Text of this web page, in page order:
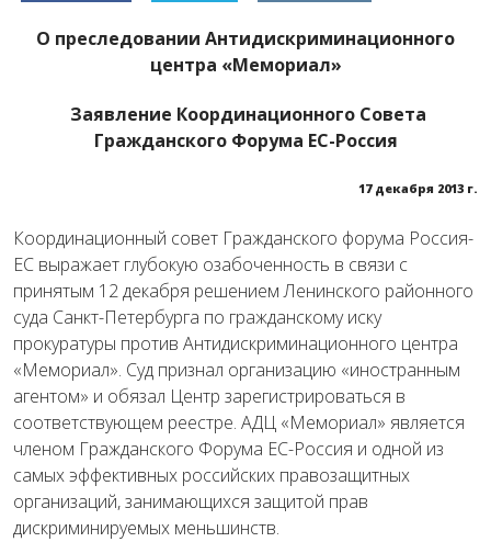
О преследовании Антидискриминационного
центра «Мемориал»
Заявление Координационного Совета
Гражданского Форума ЕС-Россия
17 декабря 2013 г.
Координационный совет Гражданского форума Россия-
ЕС выражает глубокую озабоченность в связи с
принятым 12 декабря решением Ленинского районного
суда Санкт-Петербурга по гражданскому иску
прокуратуры против Антидискриминационного центра
«Мемориал». Суд признал организацию «иностранным
агентом» и обязал Центр зарегистрироваться в
соответствующем реестре. АДЦ «Мемориал» является
членом Гражданского Форума ЕС-Россия и одной из
самых эффективных российских правозащитных
организаций, занимающихся защитой прав
дискриминируемых меньшинств.